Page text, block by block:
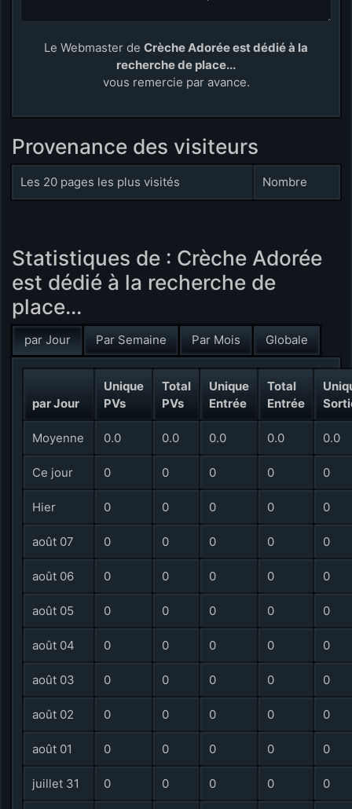
Le Webmaster de Crèche Adorée est dédié à la
recherche de place...
vous remercie par avance.
Provenance des visiteurs
Les 20 pages les plus visités Nombre
Statistiques de : Crèche Adorée
est dédié à la recherche de
place...
par Jour Par Semaine Par Mois Globale
par Jour
Unique
PVs
Total
PVs
Unique
Entrée
Total
Entrée
Moyenne 0.0 0.0 0.0 0.0 0.0
Ce jour 0 0 0 0 0
Hier 0 0 0 0 0
août 07 0 0 0 0 0
août 06 0 0 0 0 0
août 05 0 0 0 0 0
août 04 0 0 0 0 0
août 03 0 0 0 0 0
août 02 0 0 0 0 0
août 01 0 0 0 0 0
juillet 31 0 0 0 0 0